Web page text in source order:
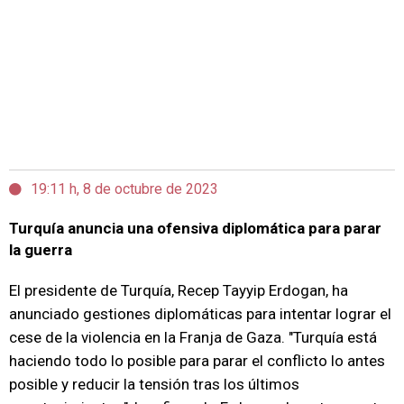
19:11 h, 8 de octubre de 2023
Turquía anuncia una ofensiva diplomática para parar
la guerra
El presidente de Turquía, Recep Tayyip Erdogan, ha
anunciado gestiones diplomáticas para intentar lograr el
cese de la violencia en la Franja de Gaza. "Turquía está
haciendo todo lo posible para parar el conflicto lo antes
posible y reducir la tensión tras los últimos